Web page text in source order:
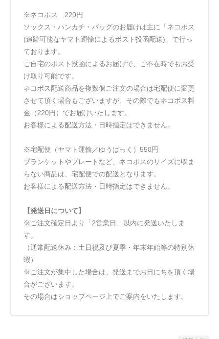
※ネコポス 220円
ソックス・ハンカチ・バッグのお届けは主に「ネコポス
(追跡可能なヤマト運輸によるポスト投函配送)」で行っ
ております。
ご自宅のポスト投函によるお届けで、ご不在時でもお受
け取り可能です。
ネコポス配送商品を複数個ご注文の場合は宅配便に変更
させて頂く場合もございますが、その際でもネコポス料
金（220円）でお届けいたします。
お客様による配送方法・日時指定はできません。
※宅配便（ヤマト運輸／ゆうぱっく）550円
ブランケットやプレートなど、ネコポスのサイズに収ま
らない商品は、宅配便での配送となります。
お客様による配送方法・日時指定はできません。
【発送日について】
※ご注文確定日より「2営業日」以内に発送いたしま
す。
（通常配送休み：土日祝及び夏季・年末年始等の特別休
暇）
※ご注文が集中した場合は、発送までお日にちを頂く場
合がございます。
その場合はショップページ上でご案内をいたします。